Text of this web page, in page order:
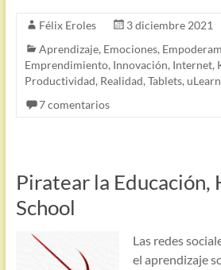
Félix Eroles
3 diciembre 2021
Aprendizaje, Emociones,
Emprendimiento, Innovación, Internet,
Productividad, Realidad, Tablets,
7 comentarios
Piratear la Educación,
School
Las redes
el aprendizaje